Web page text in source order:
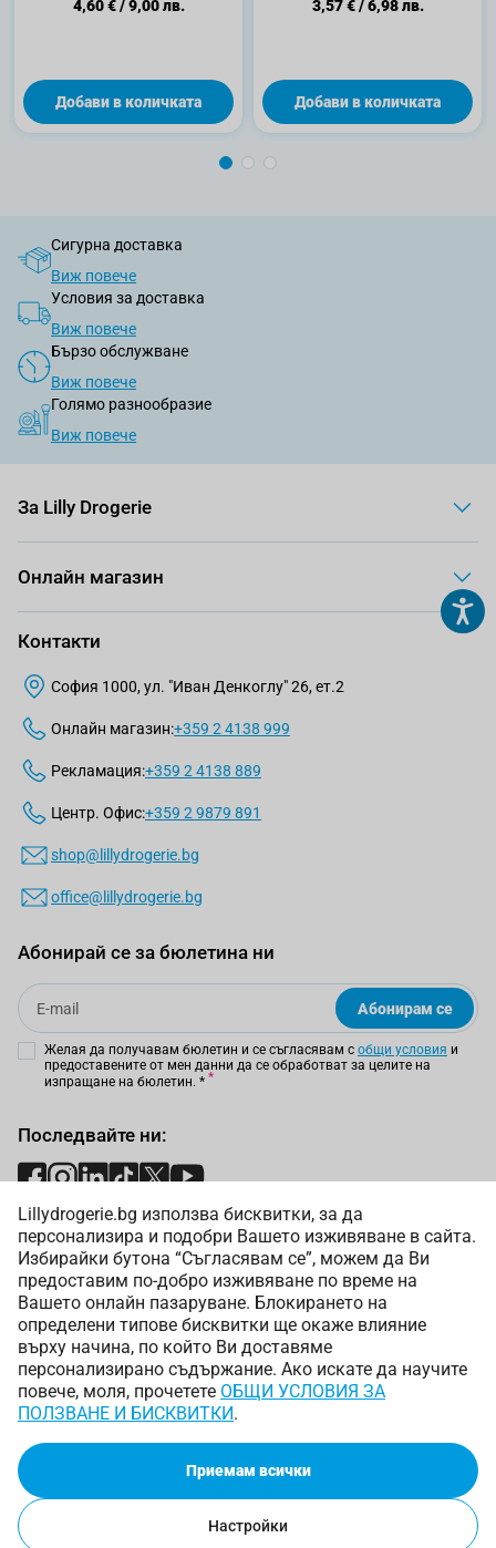
Lillydrogerie.bg използва бисквитки, за да
персонализира и подобри Вашето изживяване в сайта.
Избирайки бутона “Съгласявам се”, можем да Ви
предоставим по-добро изживяване по време на
Вашето онлайн пазаруване. Блокирането на
определени типове бисквитки ще окаже влияние
върху начина, по който Ви доставяме
персонализирано съдържание. Ако искате да научите
повече, моля, прочетете ОБЩИ УСЛОВИЯ ЗА
ПОЛЗВАНЕ И БИСКВИТКИ.
Приемам всички
Настройки
4,60 €/9,00 лв.
Добави в количката
3,57 €/6,98 лв.
Добави в количката
Сигурна доставка
Виж повече
Условия за доставка
Виж повече
Бързо обслужване
Виж повече
Голямо разнообразие
Виж повече
За Lilly Drogerie
Онлайн магазин
Контакти
София 1000, ул. "Иван Денкоглу" 26, ет.2
Онлайн магазин:+359 2 4138 999
Рекламация:+359 2 4138 889
Центр. Офис:+359 2 9879 891
shop@lillydrogerie.bg
office@lillydrogerie.bg
Абонирай се за бюлетина ни
Email
Абонирам се
Желая да получавам бюлетин и се съгласявам с общи условия и
предоставените от мен данни да се обработват за целите на
изпращане на бюлетин. *
Последвайте ни:
Начини на плащане:
Начини на доставка:
Copyright © 2025 Лили Дрогерие ЕООД. Всички права
запазени.
Онлайн магазин от